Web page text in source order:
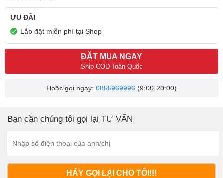
ƯU ĐÃI
Lắp đặt miễn phí tại Shop
ĐẶT MUA NGAY
Ship COD Toàn Quốc
Hoặc gọi ngay: 0855969996 (9:00-20:00)
Bạn cần chúng tôi gọi lại TƯ VẤN
HÃY GỌI LẠI CHO TÔI!!!